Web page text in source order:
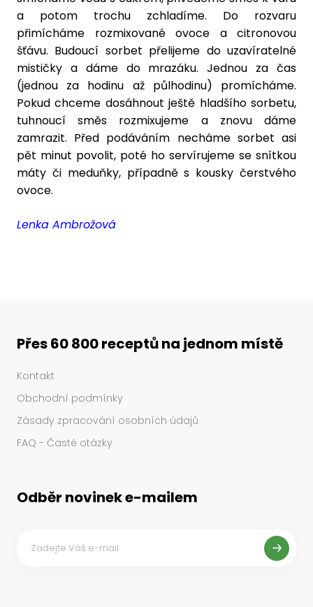
a potom trochu zchladíme. Do rozvaru
přimícháme rozmixované ovoce a citronovou
šťávu. Budoucí sorbet přelijeme do uzavíratelné
mističky a dáme do mrazáku. Jednou za čas
(jednou za hodinu až půlhodinu) promícháme.
Pokud chceme dosáhnout ještě hladšího sorbetu,
tuhnoucí směs rozmixujeme a znovu dáme
zamrazit. Před podáváním necháme sorbet asi
pět minut povolit, poté ho servírujeme se snítkou
máty či meduňky, případně s kousky čerstvého
ovoce.
Lenka Ambrožová
Přes 60 800 receptů na jednom místě
Kontakt
Obchodní podmínky
Zásady zpracování osobních údajů
FAQ - Časté otázky
Odběr novinek e-mailem